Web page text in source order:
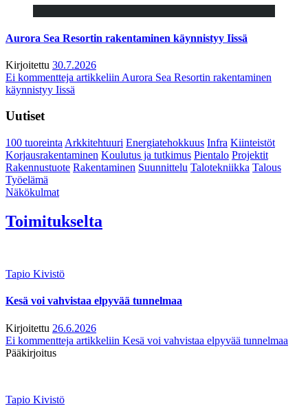
Aurora Sea Resortin rakentaminen käynnistyy Iissä
Kirjoitettu 30.7.2026
Ei kommentteja artikkeliin Aurora Sea Resortin rakentaminen
käynnistyy Iissä
Uutiset
100 tuoreinta Arkkitehtuuri Energiatehokkuus Infra Kiinteistöt
Korjausrakentaminen Koulutus ja tutkimus Pientalo Projektit
Rakennustuote Rakentaminen Suunnittelu Talotekniikka Talous
Työelämä
Näkökulmat
Toimitukselta
Tapio Kivistö
Kesä voi vahvistaa elpyvää tunnelmaa
Kirjoitettu 26.6.2026
Ei kommentteja artikkeliin Kesä voi vahvistaa elpyvää tunnelmaa
Pääkirjoitus
Tapio Kivistö